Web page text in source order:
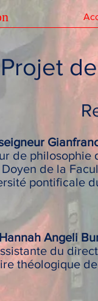
Projet
de philosophie
Doyen de la
pontificale
Angeli
du
théologique